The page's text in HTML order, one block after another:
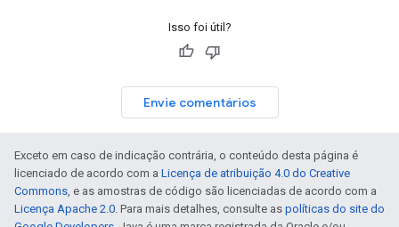
Isso foi útil?
Envie comentários
Exceto em caso de indicação contrária, o conteúdo desta página é
licenciado de acordo com a Licença de atribuição 4.0 do Creative
Commons, e as amostras de código são licenciadas de acordo com a
Licença Apache 2.0. Para mais detalhes, consulte as políticas do site do